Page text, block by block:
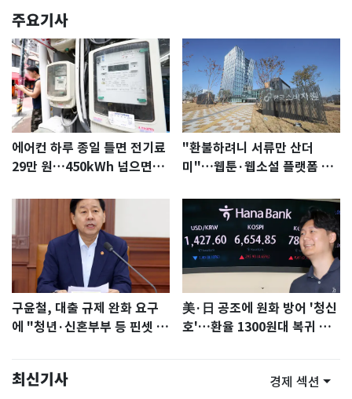
주요기사
에어컨 하루 종일 틀면 전기료
29만 원…450kWh 넘으면
"환불하려니 서류만 산더
미"…웹툰·웹소설 플랫폼 실
구윤철, 대출 규제 완화 요구
에 "청년·신혼부부 등 핀셋 지
美·日 공조에 원화 방어 '청신
호'…환율 1300원대 복귀 기
최신기사 경제 섹션